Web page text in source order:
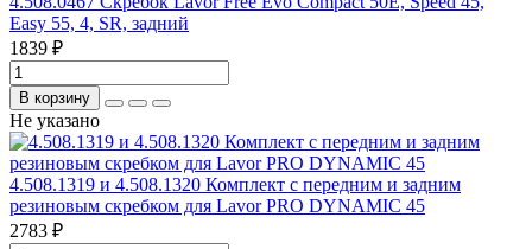
Easy 55, 4, SR, задний
1839 ₽
В корзину
Не указано
4.508.1319 и 4.508.1320 Комплект с передним и задним
резиновым скребком для Lavor PRO DYNAMIC 45
2783 ₽